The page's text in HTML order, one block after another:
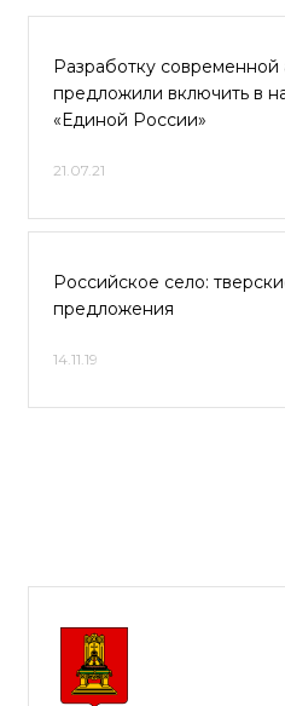
Разработку современной
предложили включить в
«Единой России»
21.07.21
Российское село:
предложения
14.11.19